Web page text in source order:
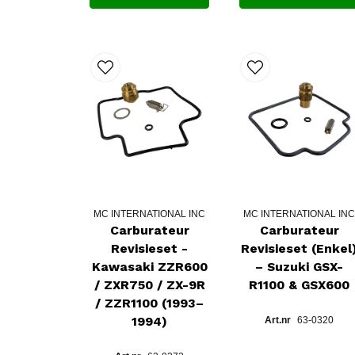
MC INTERNATIONAL INC
Carburateur
Revisieset -
Kawasaki ZZR600
/ ZXR750 / ZX-9R
/ ZZR1100 (1993–
1994)
MC INTERNATIONAL INC
Carburateur
Revisieset
– Suzuki GSX-
R1100 & GSX600
63-0320